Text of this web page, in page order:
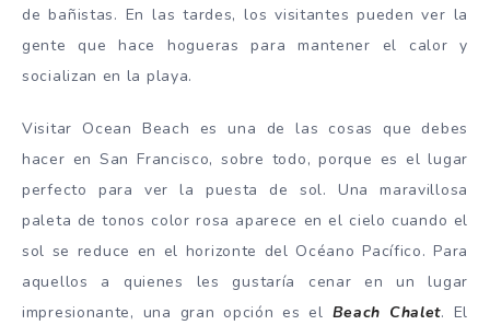
de bañistas. En las tardes, los visitantes pueden ver la
gente que hace hogueras para mantener el calor y
socializan en la playa.
Visitar Ocean Beach es una de las cosas que debes
hacer en San Francisco, sobre todo, porque es el lugar
perfecto para ver la puesta de sol. Una maravillosa
paleta de tonos color rosa aparece en el cielo cuando el
sol se reduce en el horizonte del Océano Pacífico. Para
aquellos a quienes les gustaría cenar en un lugar
impresionante, una gran opción es el Beach Chalet. El